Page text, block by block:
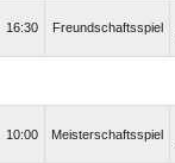
16:30 Freundschaftsspiel
10:00 Meisterschaftsspiel